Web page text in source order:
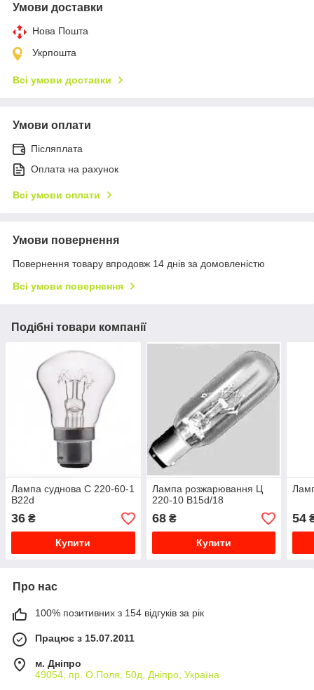
Умови доставки
Нова Пошта
Укрпошта
Всі умови доставки
Умови оплати
Післяплата
Оплата на рахунок
Всі умови оплати
Умови повернення
Повернення товару впродовж 14 днів за домовленістю
Всі умови повернення
Подібні товари компанії
Лампа суднова С 220-60-1
В22d
36 ₴
Купити
Лампа розжарювання Ц
220-10 B15d/18
68₴
Купити
54
Про нас
100% позитивних з 154 відгуків за рік
Працює з 15.07.2011
м. Дніпро
49054, пр. О.Поля, 50д, Дніпро, Україна